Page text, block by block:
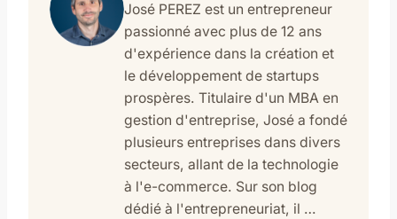
José PEREZ est un entrepreneur
passionné avec plus de 12 ans
d'expérience dans la création et
le développement de startups
prospères. Titulaire d'un MBA en
gestion d'entreprise, José a fondé
plusieurs entreprises dans divers
secteurs, allant de la technologie
à l'e-commerce. Sur son blog
dédié à l'entrepreneuriat, il …